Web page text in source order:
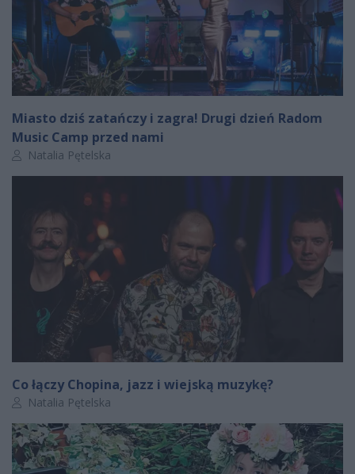
Miasto dziś zatańczy i zagra! Drugi dzień Radom
Music Camp przed nami
Autor artykułu:
Natalia Pętelska
Co łączy Chopina, jazz i wiejską muzykę?
Autor artykułu:
Natalia Pętelska